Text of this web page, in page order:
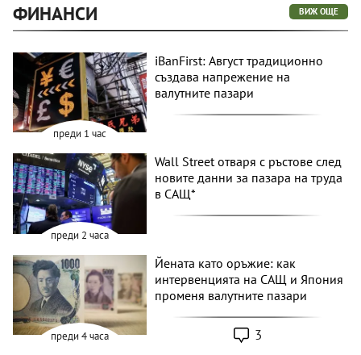
ФИНАНСИ ВИЖ ОЩЕ
преди 1 час
iBanFirst: Август традиционно
създава напрежение на
валутните пазари
преди 2 часа
Wall Street отваря с ръстове след
новите данни за пазара на труда
в САЩ*
преди 4 часа
Йената като оръжие: как
интервенцията на САЩ и Япония
променя валутните пазари
3